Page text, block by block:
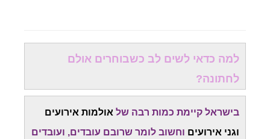
למה כדאי לשים לב כשבוחרים אולם
לחתונה?
בישראל קיימת כמות רבה של אולמות אירועים
וגני אירועים וחשוב לומר שרובם עובדים, ועובדים